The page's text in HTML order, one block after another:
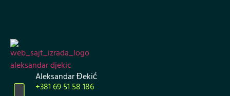
Aleksandar Đekić
+381 69 51 58 186